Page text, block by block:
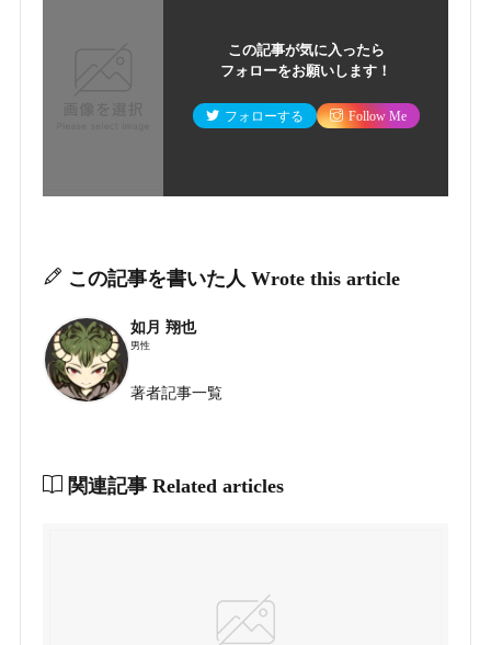
この記事が気に入ったら
フォローをお願いします！
フォローする Follow Me
この記事を書いた人 Wrote this article
如月 翔也
男性
著者記事一覧
関連記事 Related articles